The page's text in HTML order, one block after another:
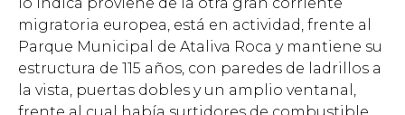
migratoria europea, está en actividad, frente al
Parque Municipal de Ataliva Roca y mantiene su
estructura de 115 años, con paredes de ladrillos a
la vista, puertas dobles y un amplio ventanal,